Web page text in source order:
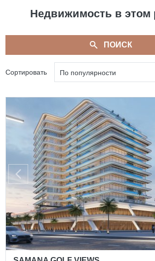
Недвижимость в этом
ПОИСК
Сортировать По популярности